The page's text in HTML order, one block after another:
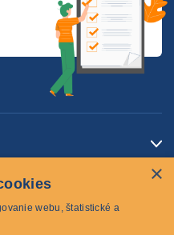
×
webu, štatistické a